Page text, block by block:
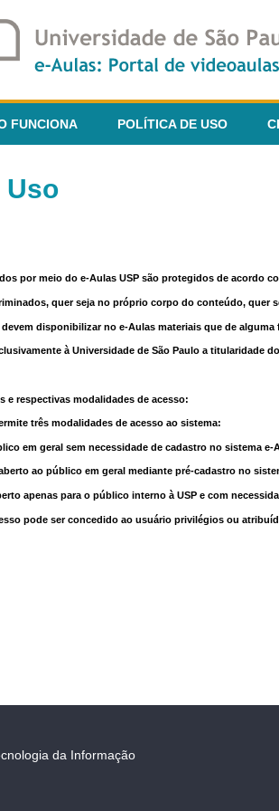
FUNCIONA POLÍTICA DE USO
Uso
por meio do e-Aulas USP são protegidos de acordo
quer seja no próprio corpo do conteúdo, quer
disponibilizar no e-Aulas materiais que de
à Universidade de São Paulo a
e respectivas modalidades de acesso:
três modalidades de acesso ao sistema:
em geral sem necessidade de cadastro no sistema e-
ao público em geral mediante pré-cadastro no
apenas para o público interno à USP e com
pode ser concedido ao usuário privilégios ou
da Informação